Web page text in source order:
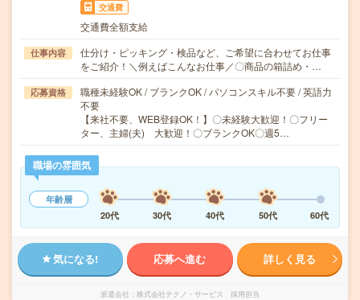
交通費
交通費全額支給
仕事内容
仕分け・ピッキング・検品など、ご希望に合わせてお仕事
をご紹介！＼例えばこんなお仕事／〇商品の箱詰め・…
応募資格
職種未経験OK / ブランクOK / パソコンスキル不要 / 英語力
不要
【来社不要、WEB登録OK！】〇未経験大歓迎！〇フリー
ター、主婦(夫) 大歓迎！〇ブランクOK〇週5…
職場の雰囲気
年齢層
20代
30代 40代 50代 60代
気になる! 応募へ進む 詳しく見る
派遣会社 株式会社テクノ・サービス 採用担当